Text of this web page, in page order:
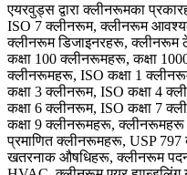
एयरवुड्स द्वारा क्लीनरूमका
ISO 7 क्लीनरूम, क्लीनरूम
क्लीनरूम डिजाइनरहरू, क्लीनरूम
कक्षा 100 क्लीनरूमहरू, कक्षा
क्लीनरूमहरू, ISO कक्षा 1
कक्षा 3 क्लीनरूम, ISO कक्षा 4
कक्षा 6 क्लीनरूम, ISO कक्षा 7
कक्षा 9 क्लीनरूमहरू,
प्रमाणित क्लीनरूमहरू, USP
खतरनाक औषधिहरू, क्लीनरूम